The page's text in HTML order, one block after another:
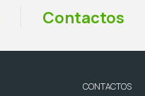
Contactos
CONTACTOS